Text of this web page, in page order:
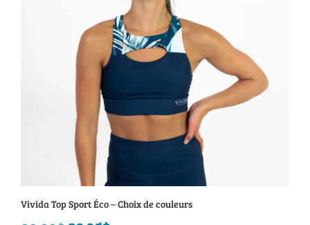
Vivida Top Sport Éco – Choix de couleurs